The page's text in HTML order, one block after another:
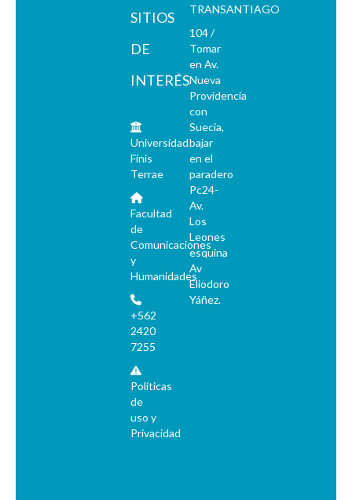
SITIOS
DE
INTERÉS
Universidad
Finis
Terrae
Facultad
de
Comunicaciones
y
Humanidades
+562
2420
7255
Políticas
de
uso y
Privacidad
TRANSANTIAGO
104 /
Tomar
en Av.
Nueva
Providencia
con
Suecia,
bajar
en el
paradero
Pc24-
Av.
Los
Leones
esquina
Av
Eliodoro
Yáñez.